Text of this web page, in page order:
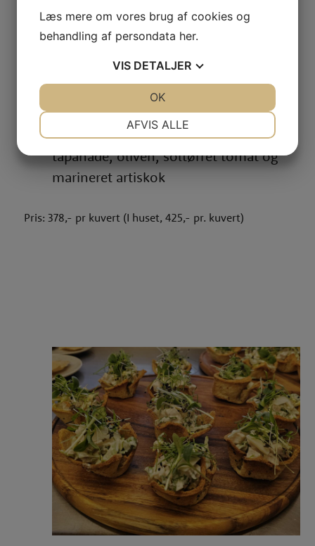
Røget svinecarpaccio med mozzarella
Braiseret svinebryst med polsk salat
2 slags ost
New Yorker Cheesecake med
hindbærgelé
2 slags brød, smør og pestoer, oliven
tapanade, oliven, soltørret tomat og
marineret artiskok
Pris: 378,- pr kuvert (I huset, 425,- pr. kuvert)
Læs mere om vores brug af cookies og
behandling af persondata her.
VIS DETALJER
MARKETING
AFVIS ALLE
OK